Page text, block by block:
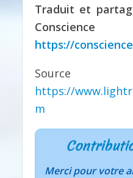
Traduit et
https://
https://
m
Merci pour votre